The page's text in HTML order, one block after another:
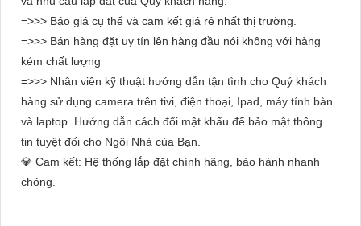
=>>> Báo giá cụ thể và cam kết giá rẻ nhất thị trường.
=>>> Bán hàng đặt uy tín lên hàng đầu nói không với hàng
kém chất lượng
=>>> Nhân viên kỹ thuật hướng dẫn tận tình cho Quý khách
hàng sử dụng camera trên tivi, điện thoại, Ipad, máy tính bàn
và laptop. Hướng dẫn cách đổi mật khẩu để bảo mật thông
tin tuyệt đối cho Ngôi Nhà của Bạn.
💎 Cam kết: Hệ thống lắp đặt chính hãng, bảo hành nhanh
chóng.